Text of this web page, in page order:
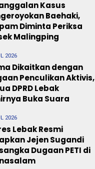
Kasus
Baehaki,
Diminta Periksa
Malingping
2026
Dikaitkan dengan
Penculikan Aktivis,
DPRD Lebak
Buka Suara
2026
Lebak Resmi
Jejen Sugandi
Dugaan PETI di